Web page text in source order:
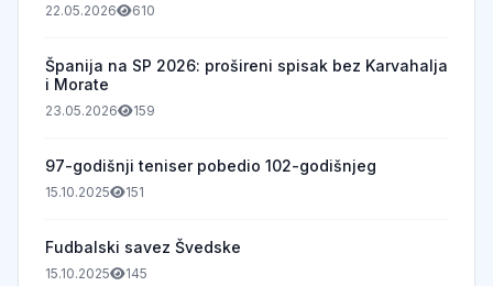
22.05.2026 610
Španija na SP 2026: prošireni spisak bez Karvahalja
i Morate
23.05.2026 159
97-godišnji teniser pobedio 102-godišnjeg
15.10.2025 151
Fudbalski savez Švedske
15.10.2025 145